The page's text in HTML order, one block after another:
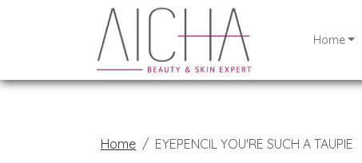
Home
Home EYEPENCIL YOU'RE SUCH A TAUPIE